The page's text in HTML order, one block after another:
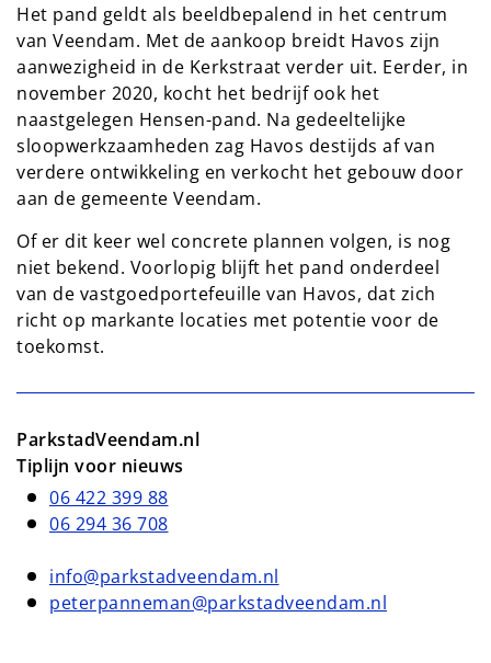
Het pand geldt als beeldbepalend in het centrum
van Veendam. Met de aankoop breidt Havos zijn
aanwezigheid in de Kerkstraat verder uit. Eerder, in
november 2020, kocht het bedrijf ook het
naastgelegen Hensen-pand. Na gedeeltelijke
sloopwerkzaamheden zag Havos destijds af van
verdere ontwikkeling en verkocht het gebouw door
aan de gemeente Veendam.
Of er dit keer wel concrete plannen volgen, is nog
niet bekend. Voorlopig blijft het pand onderdeel
van de vastgoedportefeuille van Havos, dat zich
richt op markante locaties met potentie voor de
toekomst.
ParkstadVeendam.nl
Tiplijn voor nieuws
06 422 399 88
06 294 36 708
info@parkstadveendam.nl
peterpanneman@parkstadveendam.nl